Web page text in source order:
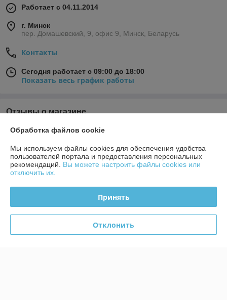
Работает с 04.11.2014
г. Минск
пер. Домашевский, 9, офис 9, Минск, Беларусь
Контакты
Сегодня работает с 09:00 до 18:00
Показать весь график работы
Отзывы о магазине
28 отзывов за всё время
08.08.2024
Покупатель
Плохо
В наличии товара нет, минимальная сумма заказа 1000 бел руб.
Производство работает от нескольких штук, поштучно заказать
нельзя.
Сделка подтверждена через корзину
Обработка файлов cookie
Мы используем файлы cookies для обеспечения удобства
пользователей портала и предоставления персональных
рекомендаций. Вы можете настроить файлы cookies или
отключить их.
Принять
Отклонить